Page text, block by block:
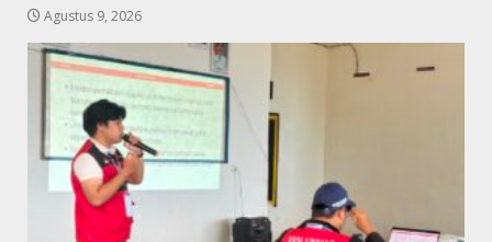
Agustus 9, 2026